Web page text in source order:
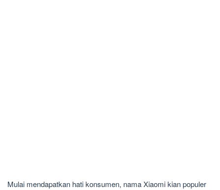
Mulai mendapatkan hati konsumen, nama Xiaomi kian populer